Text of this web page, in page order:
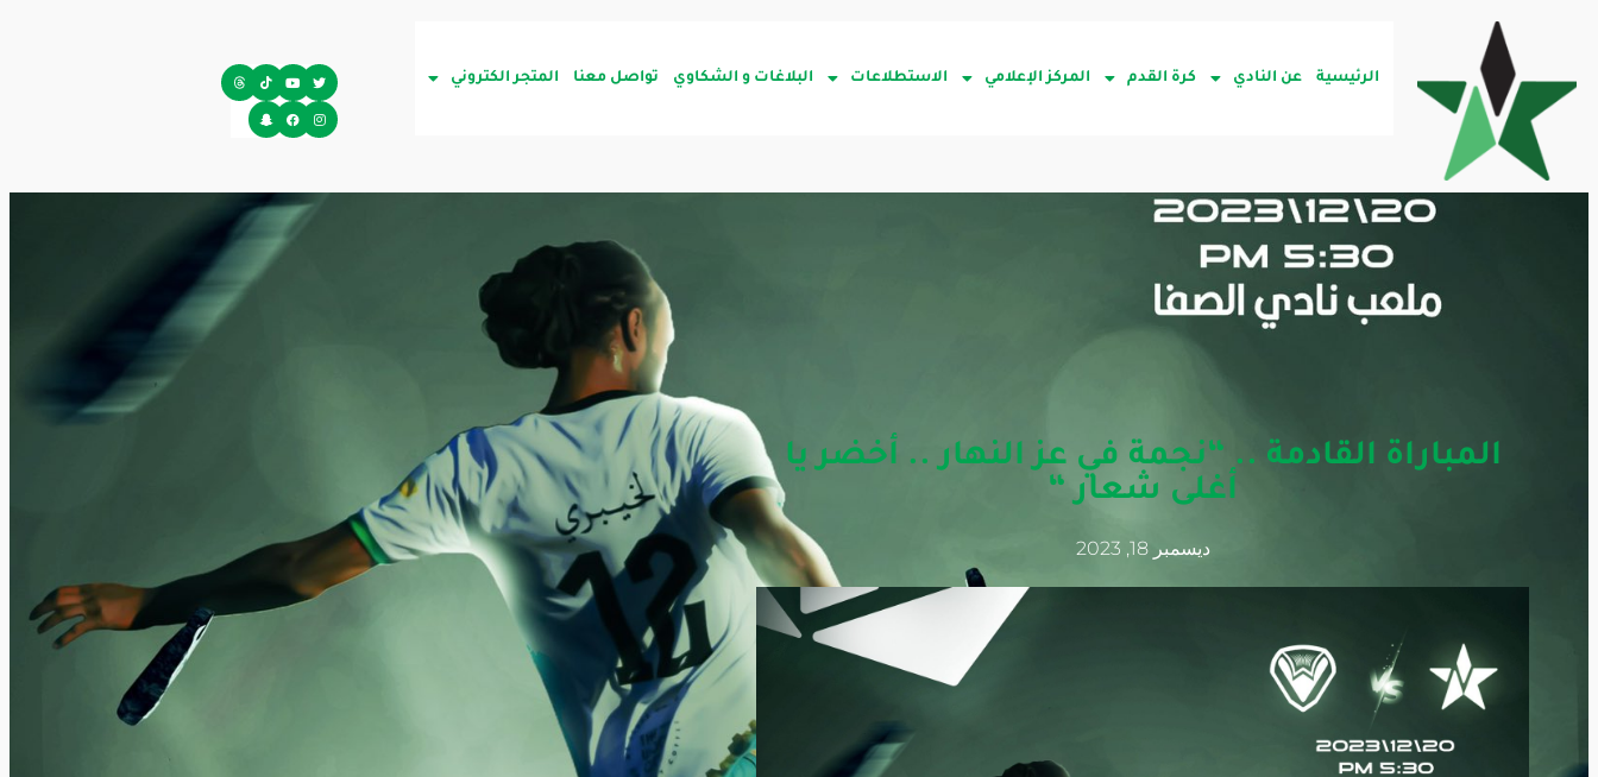
الرئيسية عن النادي كرة القدم المركز الإعلامي الاستطلاعات البلاغات و الشكاوي تواصل معنا المتجر الكتروني
المباراة القادمة .. “نجمة في عز النهار .. أخضر يا
أغلى شعار “
ديسمبر 18, 2023